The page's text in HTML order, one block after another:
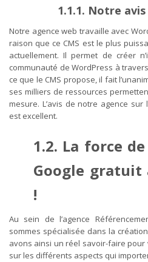
1.1.1. Notre
Notre agence web travaille avec
raison que ce CMS est le plus
actuellement. Il permet de créer
communauté de WordPress à
ce que le CMS propose, il fait
ses milliers de ressources
mesure. L’avis de notre agence sur
est excellent.
1.2. La force
Google gratuit
!
Au sein de l’agence
sommes spécialisée dans la
avons ainsi un réel savoir-faire
sur les différents aspects qui